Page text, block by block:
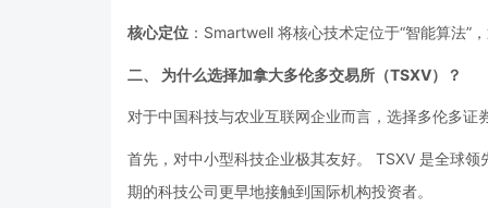
核心定位 ：Smartwell 将核心技术定位于“智能算法”
二、 为什么选择加拿大多伦多交易所（TSXV）？
对于中国科技与农业互联网企业而言，选择多伦多
首先，对中小型科技企业极其友好。 TSXV 是全球
期的科技公司更早地接触到国际机构投资者。